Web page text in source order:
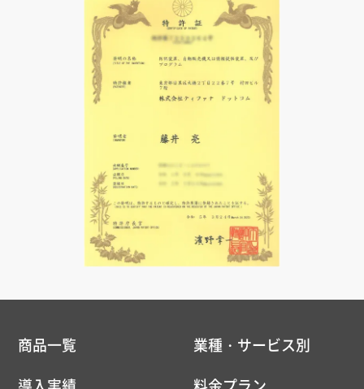
商品一覧
業種・サービス別